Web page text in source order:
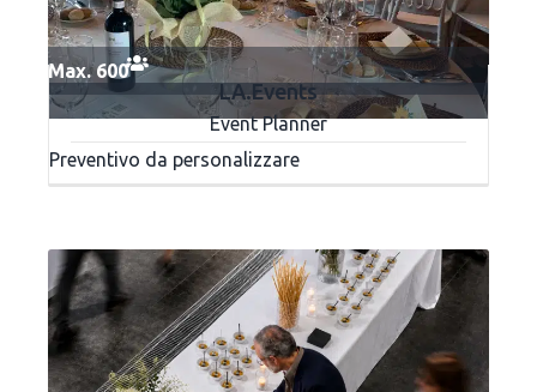
Max. 600
LA.Events
Event Planner
Preventivo da personalizzare